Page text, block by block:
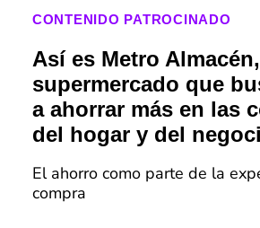
CONTENIDO PATROCINADO
Así es Metro
supermercado que
a ahorrar más en las
del hogar y del
El ahorro como parte de la
compra